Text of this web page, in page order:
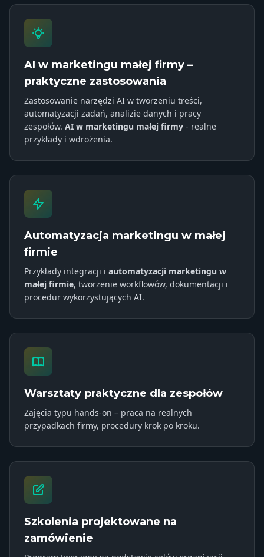
AI w marketingu małej firmy –
praktyczne zastosowania
Zastosowanie narzędzi AI w tworzeniu treści,
automatyzacji zadań, analizie danych i pracy
zespołów. AI w marketingu małej firmy - realne
przykłady i wdrożenia.
Automatyzacja marketingu w małej
firmie
Przykłady integracji i automatyzacji marketingu w
małej firmie, tworzenie workflowów, dokumentacji i
procedur wykorzystujących AI.
Warsztaty praktyczne dla zespołów
Zajęcia typu hands-on – praca na realnych
przypadkach firmy, procedury krok po kroku.
Szkolenia projektowane na
zamówienie